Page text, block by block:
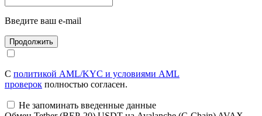
Введите ваш e-mail
С политикой AML/KYC и условиями AML
проверок полностью согласен.
Не запоминать введенные данные